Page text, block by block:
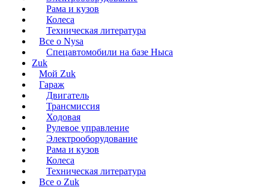
Рама и кузов
Колеса
Техническая литература
Все о Nysa
Спецавтомобили на базе Ныса
Zuk
Мой Zuk
Гараж
Двигатель
Трансмиссия
Ходовая
Рулевое управление
Электрооборудование
Рама и кузов
Колеса
Техническая литература
Все о Zuk